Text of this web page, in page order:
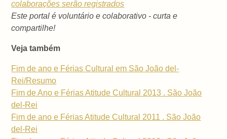
colaborações serão registrados
Este portal é voluntário e colaborativo - curta e
compartilhe!
Veja também
Fim de ano e Férias Cultural em São João del-
Rei/Resumo
Fim de Ano e Férias Atitude Cultural 2013 . São João
del-Rei
Fim de ano e Férias Atitude Cultural 2011 . São João
del-Rei